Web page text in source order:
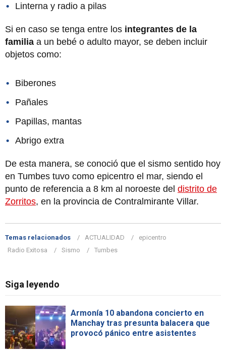
Linterna y radio a pilas
Si en caso se tenga entre los integrantes de la
familia a un bebé o adulto mayor, se deben incluir
objetos como:
Biberones
Pañales
Papillas, mantas
Abrigo extra
De esta manera, se conoció que el sismo sentido hoy
en Tumbes tuvo como epicentro el mar, siendo el
punto de referencia a 8 km al noroeste del distrito de
Zorritos, en la provincia de Contralmirante Villar.
Temas relacionados ACTUALIDAD
epicentro
Radio Exitosa
Sismo Tumbes
Siga leyendo
Armonía 10 abandona concierto en
Manchay tras presunta balacera que
provocó pánico entre asistentes